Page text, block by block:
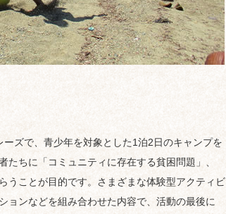
ズで、青少年を対象とした1泊2日のキャンプを
ちに「コミュニティに存在する貧困問題」、
うことが目的です。さまざまな体験型アクティビ
ョンなどを組み合わせた内容で、活動の最後に